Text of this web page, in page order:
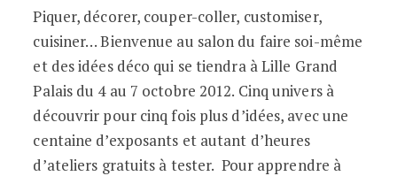
Bientôt le Salon ID-Créatives
Piquer, décorer, couper-coller, customiser,
cuisiner… Bienvenue au salon du faire soi-même
et des idées déco qui se tiendra à Lille Grand
Palais du 4 au 7 octobre 2012. Cinq univers à
découvrir pour cinq fois plus d’idées, avec une
centaine d’exposants et autant d’heures
d’ateliers gratuits à tester. Pour apprendre à